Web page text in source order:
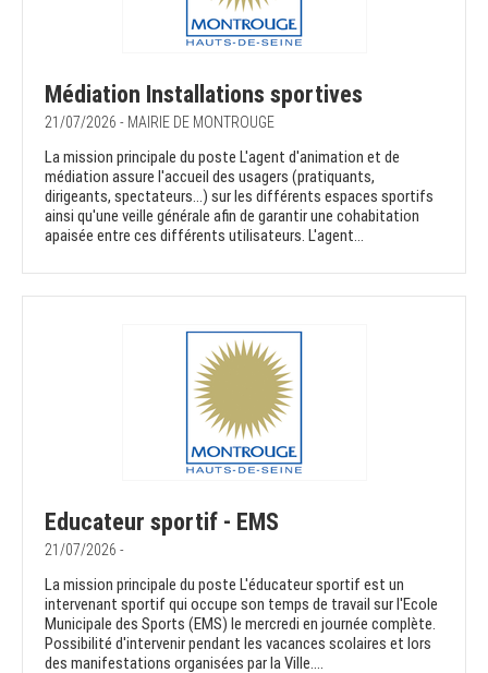
Médiation Installations sportives
21/07/2026 - MAIRIE DE MONTROUGE
La mission principale du poste L'agent d'animation et de
médiation assure l'accueil des usagers (pratiquants,
dirigeants, spectateurs...) sur les différents espaces sportifs
ainsi qu'une veille générale afin de garantir une cohabitation
apaisée entre ces différents utilisateurs. L'agent...
Educateur sportif - EMS
21/07/2026 -
La mission principale du poste L'éducateur sportif est un
intervenant sportif qui occupe son temps de travail sur l'Ecole
Municipale des Sports (EMS) le mercredi en journée complète.
Possibilité d'intervenir pendant les vacances scolaires et lors
des manifestations organisées par la Ville....